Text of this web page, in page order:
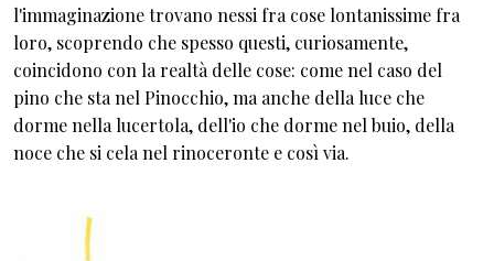
l'immaginazione trovano nessi fra cose lontanissime fra
loro, scoprendo che spesso questi, curiosamente,
coincidono con la realtà delle cose: come nel caso del
pino che sta nel Pinocchio, ma anche della luce che
dorme nella lucertola, dell'io che dorme nel buio, della
noce che si cela nel rinoceronte e così via.